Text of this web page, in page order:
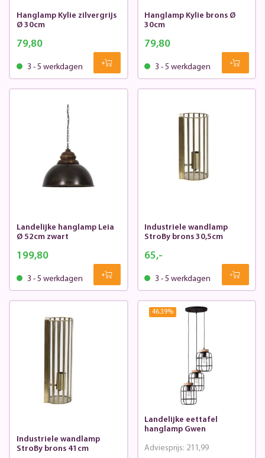
Hanglamp Kylie zilvergrijs
Ø 30cm
79,80
3 - 5 werkdagen
Hanglamp Kylie brons Ø
30cm
79,80
3 - 5 werkdagen
Landelijke hanglamp Leia
Ø 52cm zwart
199,80
3 - 5 werkdagen
Industriele wandlamp
StroBy brons 30,5cm
65,-
3 - 5 werkdagen
Industriele wandlamp
StroBy brons 41cm
46.39%
Landelijke eettafel
hanglamp Gwen
Adviesprijs: 211,99